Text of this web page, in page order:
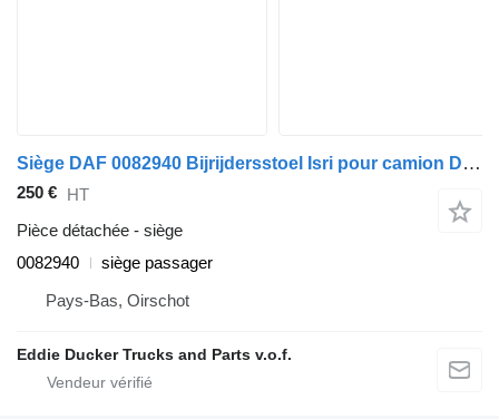
Siège DAF 0082940 Bijrijdersstoel Isri pour camion DAF YA 4440
250 € HT
Pièce détachée - siège
0082940
siège passager
Pays-Bas, Oirschot
Eddie Ducker Trucks and Parts v.o.f.